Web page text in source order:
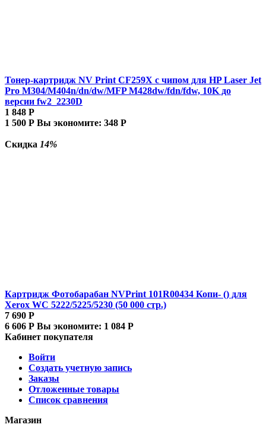
Тонер-картридж NV Print CF259X с чипом для HP Laser Jet
Pro M304/M404n/dn/dw/MFP M428dw/fdn/fdw, 10K до
версии fw2_2230D
1 848 Р
1 500 Р Вы экономите: 348 Р
Скидка 14%
Картридж Фотобарабан NVPrint 101R00434 Копи- () для
Xerox WC 5222/5225/5230 (50 000 стр.)
7 690 Р
6 606 Р Вы экономите: 1 084 Р
Кабинет покупателя
Войти
Создать учетную запись
Заказы
Отложенные товары
Список сравнения
Магазин